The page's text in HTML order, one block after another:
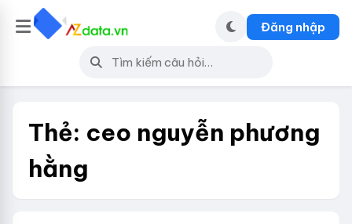
Đăng nhập
Thẻ: ceo nguyễn phương
hằng